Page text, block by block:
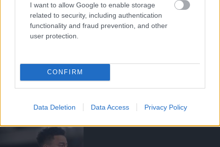
I want to allow Google to enable storage
related to security, including authentication
functionality and fraud prevention, and other
user protection.
CONFIRM
Data Deletion Data Access Privacy Policy
RANGNICK: EZÉRT NEM